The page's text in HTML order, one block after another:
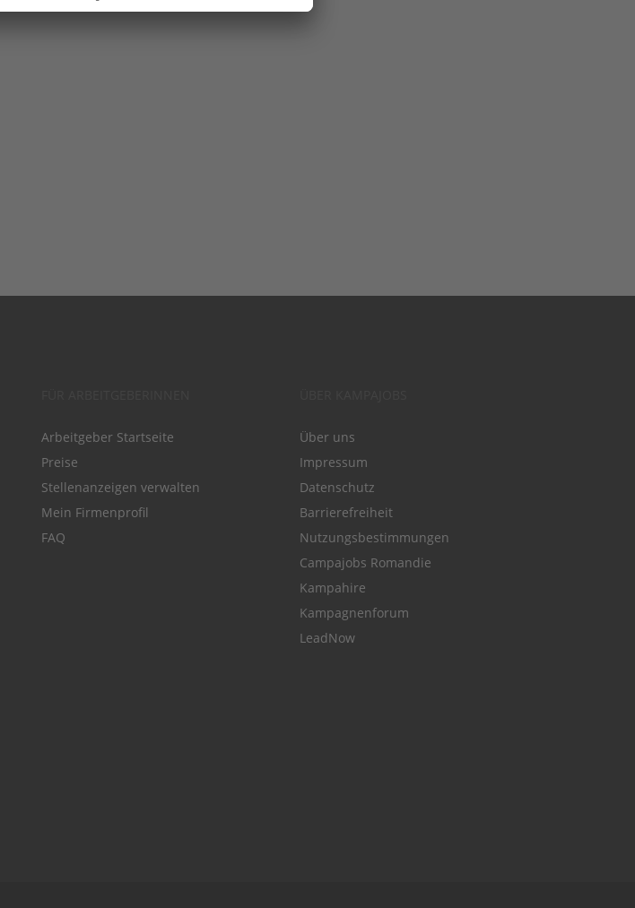
Arbeitgeber Startseite
Preise
Stellenanzeigen verwalten
Mein Firmenprofil
FAQ
Über uns
Impressum
Datenschutz
Barrierefreiheit
Nutzungsbestimmungen
Campajobs Romandie
Kampahire
Kampagnenforum
LeadNow